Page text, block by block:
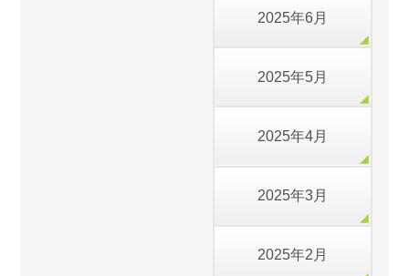
2025年6月
2025年5月
2025年4月
2025年3月
2025年2月